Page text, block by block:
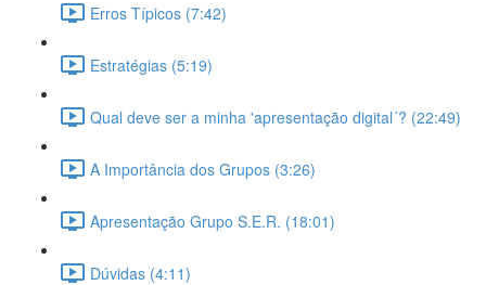
Erros Típicos (7:42)
Estratégias (5:19)
Qual deve ser a minha 'apresentação digital´? (22:49)
A Importância dos Grupos (3:26)
Apresentação Grupo S.E.R. (18:01)
Dúvidas (4:11)